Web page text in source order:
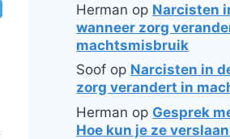
Herman op Narcisten
wanneer zorg
machtsmisbruik
Soof op Narcisten in
zorg verandert in
Herman op Gesprek
Hoe kun je ze